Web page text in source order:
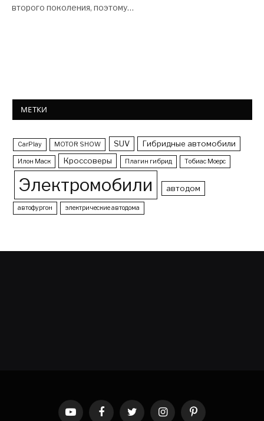
второго поколения, поэтому…
МЕТКИ
CarPlay MOTOR SHOW SUV Гибридные автомобили
Илон Маск Кроссоверы Плагин гибрид Тобиас Моерс
Электромобили автодом
автофургон электрические автодома
YouTubeFacebookTwitter InstagramPinterest